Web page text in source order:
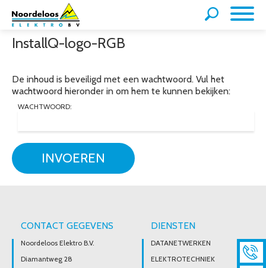
InstallQ-logo-RGB
De inhoud is beveiligd met een wachtwoord. Vul het
wachtwoord hieronder in om hem te kunnen bekijken:
WACHTWOORD:
INVOEREN
CONTACT GEGEVENS
Noordeloos Elektro B.V.
Diamantweg 28
DIENSTEN
DATANETWERKEN
ELEKTROTECHNIEK